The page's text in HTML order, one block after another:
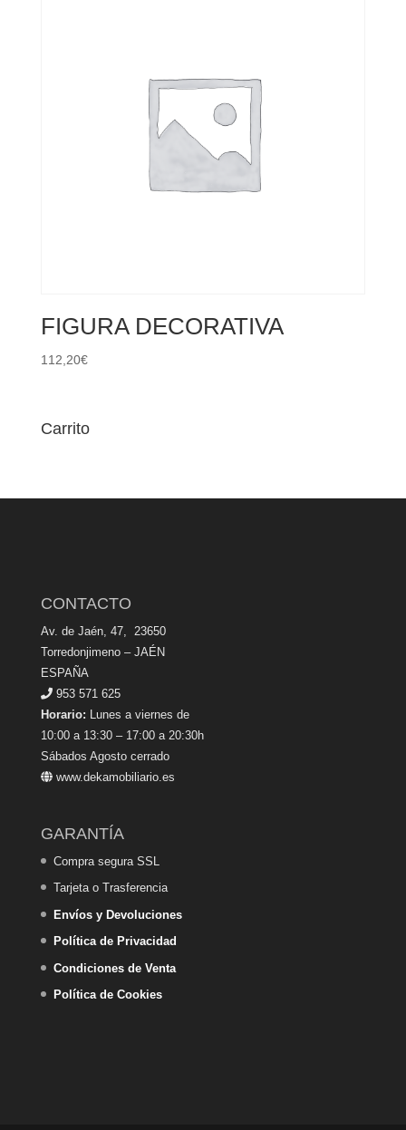
FIGURA DECORATIVA
112,20€
Carrito
CONTACTO
Av. de Jaén, 47, 23650
Torredonjimeno – JAÉN
ESPAÑA
953 571 625
Horario: Lunes a viernes de
10:00 a 13:30 – 17:00 a 20:30h
Sábados Agosto cerrado
www.dekamobiliario.es
GARANTÍA
Compra segura SSL
Tarjeta o Trasferencia
Envíos y Devoluciones
Política de Privacidad
Condiciones de Venta
Política de Cookies